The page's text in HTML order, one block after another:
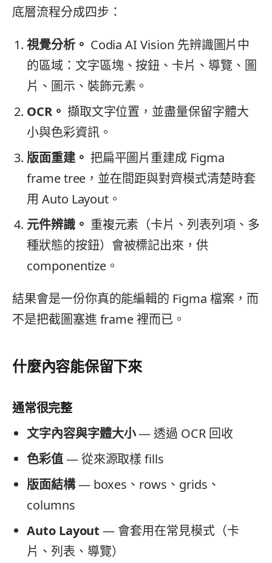
底層流程分成四步：
視覺分析。 Codia AI Vision 先辨識圖片中
的區域：文字區塊、按鈕、卡片、導覽、圖
片、圖示、裝飾元素。
OCR。 擷取文字位置，並盡量保留字體大
小與色彩資訊。
版面重建。 把扁平圖片重建成 Figma
frame tree，並在間距與對齊模式清楚時套
用 Auto Layout。
元件辨識。 重複元素（卡片、列表列項、多
種狀態的按鈕）會被標記出來，供
componentize。
結果會是一份你真的能編輯的 Figma 檔案，而
不是把截圖塞進 frame 裡而已。
什麼內容能保留下來
通常很完整
文字內容與字體大小— 透過 OCR 回收
色彩值— 從來源取樣 fills
版面結構— boxes、rows、grids、
columns
Auto Layout — 會套用在常見模式（卡
片、列表、導覽）